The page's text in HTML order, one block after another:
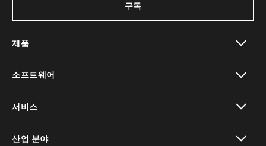
구독
제품
소프트웨어
서비스
산업 분야